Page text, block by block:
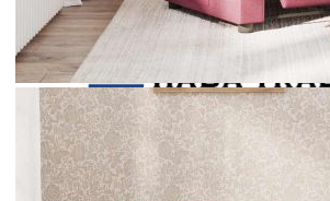
Сподели
Електрически стол
виненочервен,